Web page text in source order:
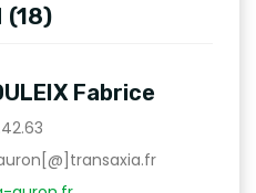
(18)
Fabrice